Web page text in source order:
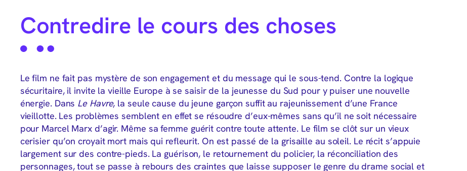
Contredire le cours des choses
Le film ne fait pas mystère de son engagement et du message qui le sous-tend. Contre la logique
sécuritaire, il invite la vieille Europe à se saisir de la jeunesse du Sud pour y puiser une nouvelle
énergie. Dans Le Havre, la seule cause du jeune garçon suffit au rajeunissement d’une France
vieillotte. Les problèmes semblent en effet se résoudre d’eux-mêmes sans qu’il ne soit nécessaire
pour Marcel Marx d’agir. Même sa femme guérit contre toute attente. Le film se clôt sur un vieux
cerisier qu’on croyait mort mais qui refleurit. On est passé de la grisaille au soleil. Le récit s’appuie
largement sur des contre-pieds. La guérison, le retournement du policier, la réconciliation des
personnages, tout se passe à rebours des craintes que laisse supposer le genre du drame social et